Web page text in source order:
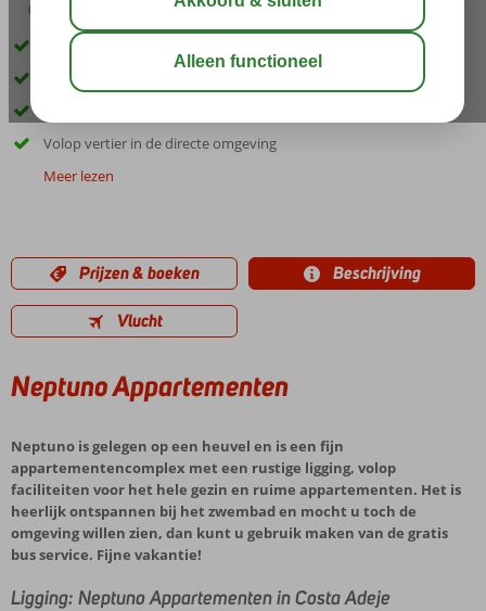
04:20 aug 28°C
Rustige, centrale ligging
Gratis bus service naar het strand en centrum
Volop vertier in de directe omgeving
Meer lezen
Prijzen & boeken Beschrijving
Vlucht
Neptuno Appartementen
Neptuno is gelegen op een heuvel en is een fijn
appartementencomplex met een rustige ligging, volop
faciliteiten voor het hele gezin en ruime appartementen. Het is
heerlijk ontspannen bij het zwembad en mocht u toch de
omgeving willen zien, dan kunt u gebruik maken van de gratis
bus service. Fijne vakantie!
Ligging: Neptuno Appartementen in Costa Adeje